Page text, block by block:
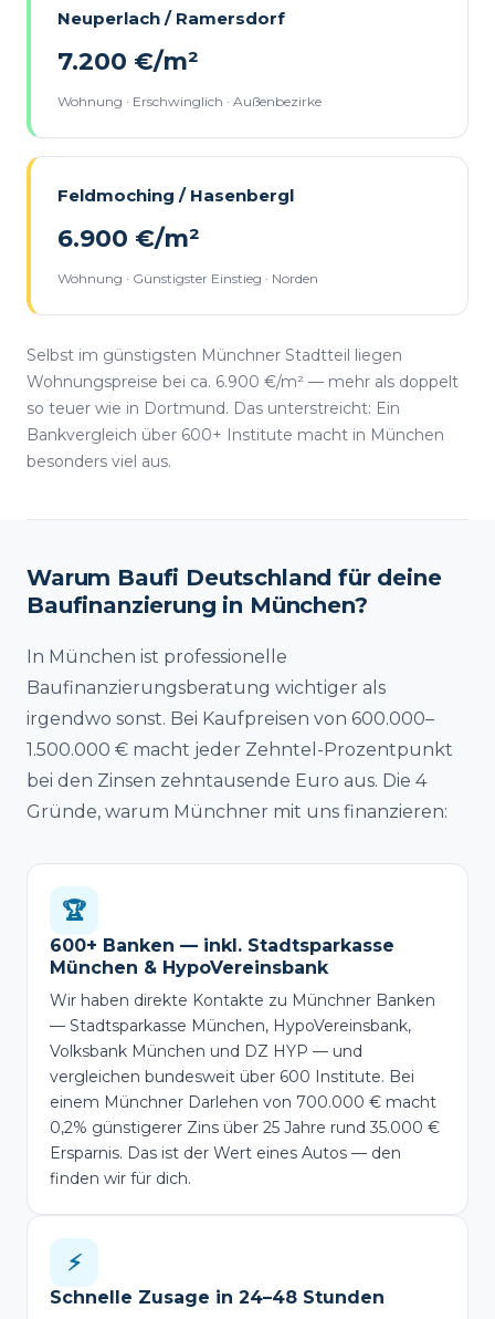
Neuperlach / Ramersdorf
7.200 €/m²
Wohnung · Erschwinglich · Außenbezirke
Feldmoching / Hasenbergl
6.900 €/m²
Wohnung · Günstigster Einstieg · Norden
Selbst im günstigsten Münchner Stadtteil liegen
Wohnungspreise bei ca. 6.900 €/m² — mehr als doppelt
so teuer wie in Dortmund. Das unterstreicht: Ein
Bankvergleich über 600+ Institute macht in München
besonders viel aus.
Warum Baufi Deutschland für deine
Baufinanzierung in München?
In München ist professionelle
Baufinanzierungsberatung wichtiger als
irgendwo sonst. Bei Kaufpreisen von 600.000–
1.500.000 € macht jeder Zehntel-Prozentpunkt
bei den Zinsen zehntausende Euro aus. Die 4
Gründe, warum Münchner mit uns finanzieren:
🏆
600+ Banken — inkl. Stadtsparkasse
München & HypoVereinsbank
Wir haben direkte Kontakte zu Münchner Banken
— Stadtsparkasse München, HypoVereinsbank,
Volksbank München und DZ HYP — und
vergleichen bundesweit über 600 Institute. Bei
einem Münchner Darlehen von 700.000 € macht
0,2% günstigerer Zins über 25 Jahre rund 35.000 €
Ersparnis. Das ist der Wert eines Autos — den
finden wir für dich.
⚡
Schnelle Zusage in 24–48 Stunden